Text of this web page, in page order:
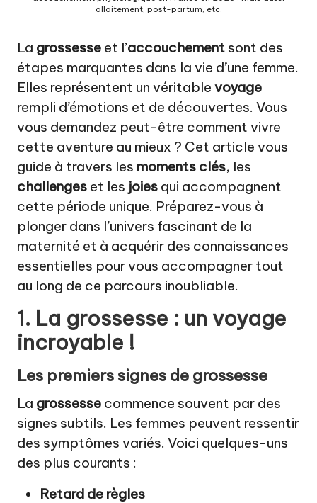
u
r
el
allaitement, post-partum, etc.
La grossesse et l’accouchement sont des
étapes marquantes dans la vie d’une femme.
Elles représentent un véritable voyage
rempli d’émotions et de découvertes. Vous
vous demandez peut-être comment vivre
cette aventure au mieux ? Cet article vous
guide à travers les moments clés, les
challenges et les joies qui accompagnent
cette période unique. Préparez-vous à
plonger dans l’univers fascinant de la
maternité et à acquérir des connaissances
essentielles pour vous accompagner tout
au long de ce parcours inoubliable.
1. La grossesse : un voyage
incroyable !
Les premiers signes de grossesse
La grossesse commence souvent par des
signes subtils. Les femmes peuvent ressentir
des symptômes variés. Voici quelques-uns
des plus courants :
Retard de règles